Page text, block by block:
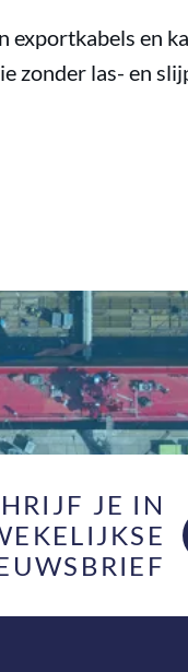
exportkabels en
zonder las- en
JE IN